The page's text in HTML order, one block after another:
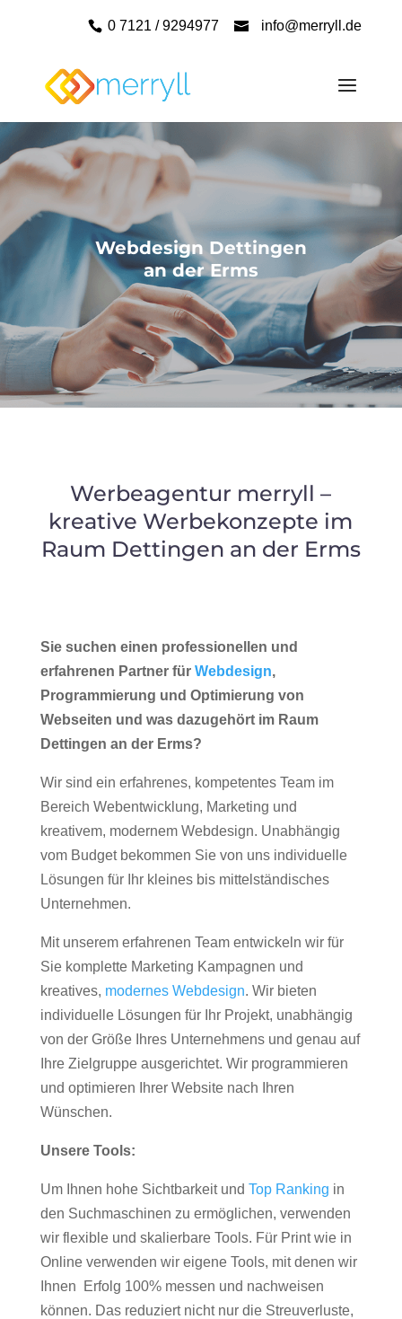
0 7121 / 9294977 info@merryll.de
Webdesign Dettingen
an der Erms
Werbeagentur merryll –
kreative Werbekonzepte im
Raum Dettingen an der Erms
Sie suchen einen professionellen und
erfahrenen Partner für Webdesign,
Programmierung und Optimierung von
Webseiten und was dazugehört im Raum
Dettingen an der Erms?
Wir sind ein erfahrenes, kompetentes Team im
Bereich Webentwicklung, Marketing und
kreativem, modernem Webdesign. Unabhängig
vom Budget bekommen Sie von uns individuelle
Lösungen für Ihr kleines bis mittelständisches
Unternehmen.
Mit unserem erfahrenen Team entwickeln wir für
Sie komplette Marketing Kampagnen und
kreatives, modernes Webdesign. Wir bieten
individuelle Lösungen für Ihr Projekt, unabhängig
von der Größe Ihres Unternehmens und genau auf
Ihre Zielgruppe ausgerichtet. Wir programmieren
und optimieren Ihrer Website nach Ihren
Wünschen.
Unsere Tools:
Um Ihnen hohe Sichtbarkeit und Top Ranking in
den Suchmaschinen zu ermöglichen, verwenden
wir flexible und skalierbare Tools. Für Print wie in
Online verwenden wir eigene Tools, mit denen wir
Ihnen Erfolg 100% messen und nachweisen
können. Das reduziert nicht nur die Streuverluste,